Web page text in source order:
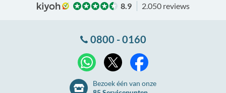
8.9 2.050 reviews
0800 - 0160
WhatsApp
Bezoek één van onze